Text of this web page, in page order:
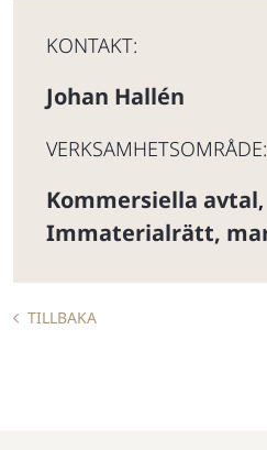
KONTAKT:
Johan Hallén
VERKSAMHETSOMRÅDE:
Kommersiella avtal,
Immaterialrätt,
TILLBAKA